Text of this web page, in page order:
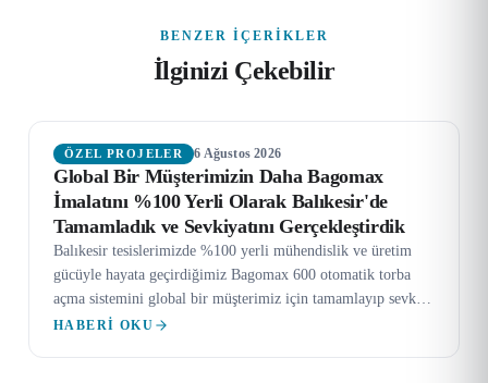
BENZER İÇERIKLER
İlginizi Çekebilir
ÖZEL PROJELER 6 Ağustos 2026
Global Bir Müşterimizin Daha Bagomax
İmalatını %100 Yerli Olarak Balıkesir'de
Tamamladık ve Sevkiyatını Gerçekleştirdik
Balıkesir tesislerimizde %100 yerli mühendislik ve üretim
gücüyle hayata geçirdiğimiz Bagomax 600 otomatik torba
açma sistemini global bir müşterimiz için tamamlayıp sevk
ettik. 25 kg'lık torbaları 15-20 ton/saat kapasitede, minimum
HABERI OKU